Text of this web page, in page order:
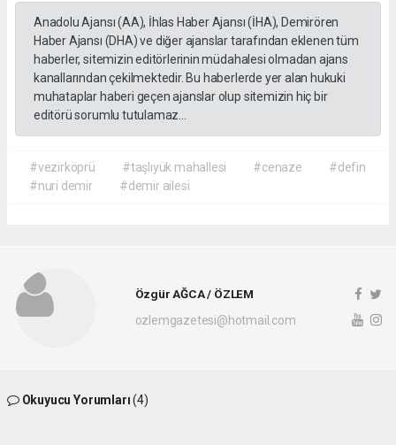
Anadolu Ajansı (AA), İhlas Haber Ajansı (İHA), Demirören
Haber Ajansı (DHA) ve diğer ajanslar tarafından eklenen tüm
haberler, sitemizin editörlerinin müdahalesi olmadan ajans
kanallarından çekilmektedir. Bu haberlerde yer alan hukuki
muhataplar haberi geçen ajanslar olup sitemizin hiç bir
editörü sorumlu tutulamaz...
#vezirköprü #taşlıyük mahallesi #cenaze
#defin
#nuri demir
#demir ailesi
Özgür AĞCA / ÖZLEM
ozlemgazetesi@hotmail.com
Okuyucu Yorumları(4)